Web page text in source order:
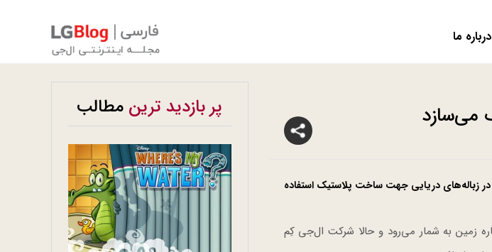
درباره ما
زباله‌های دریایی جهت ساخت پلاستیک استفاده
زمین به شمار می‌رود و حالا شرکت ال‌جی کِم
پر بازدید ترین مطالب